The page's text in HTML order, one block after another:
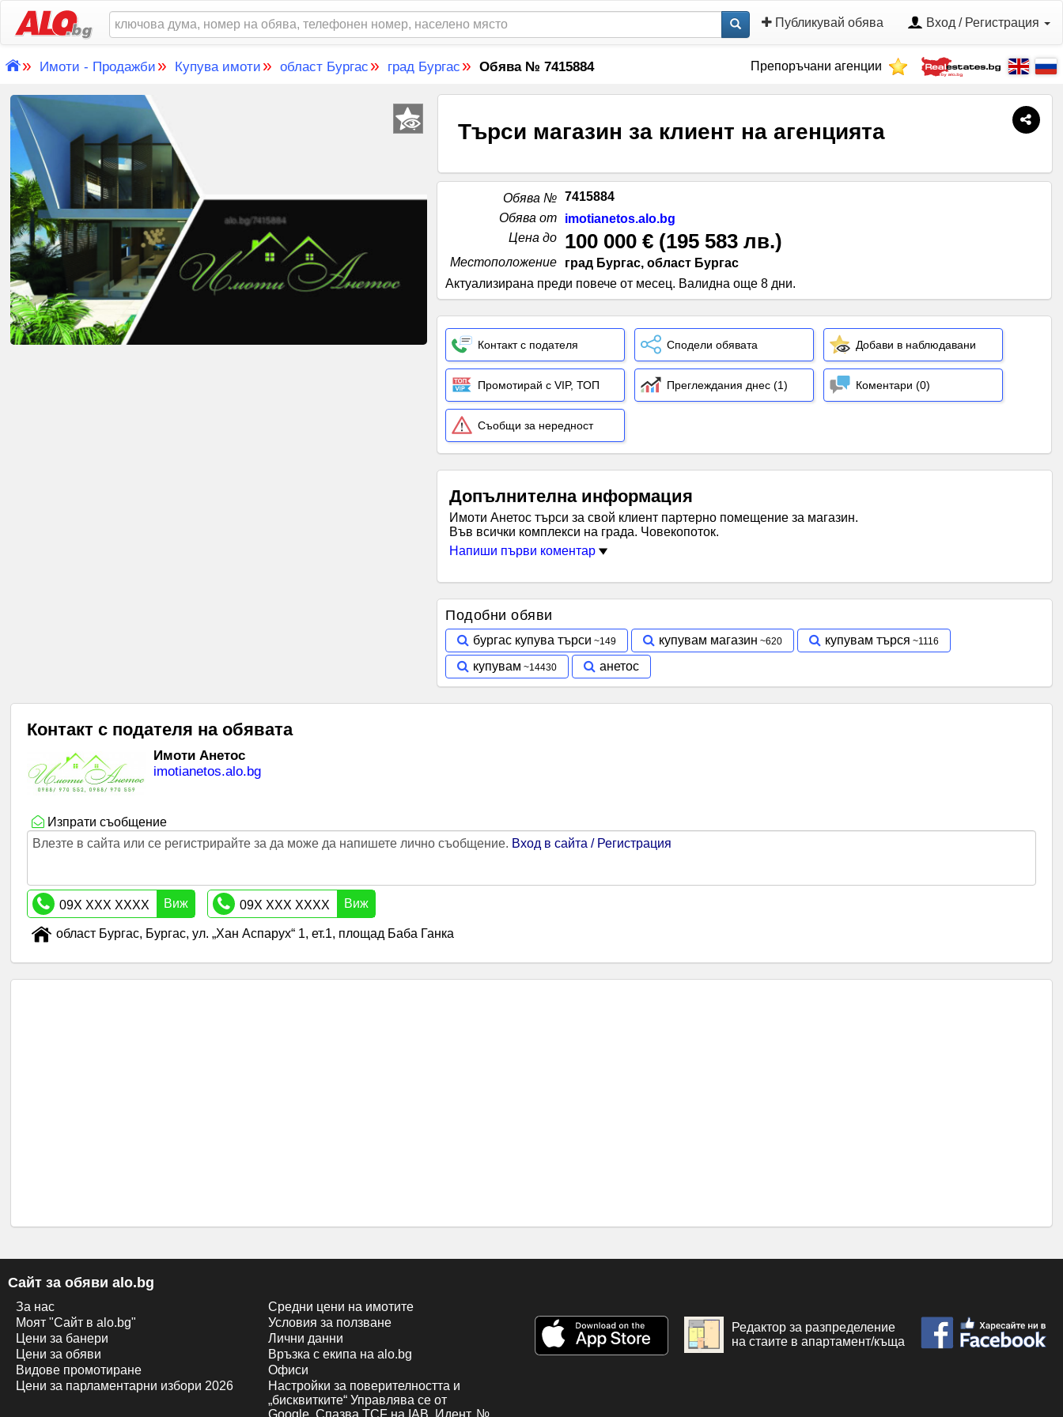
Публикувай обява Вход / Регистрация
Препоръчани агенции
» Имоти - Продажби » Купува имоти » област Бургас » град Бургас » Обява № 7415884
Търси магазин за клиент на агенцията
Обява № 7415884
Обява от
imotianetos.alo.bg
Цена до
100 000 € (195 583 лв.)
Местоположение
град Бургас, област Бургас
Актуализирана преди повече от месец. Валидна още 8 дни.
Контакт с подателя Сподели обявата Добави в наблюдавани
Промотирай с VIP, ТОП Преглеждания днес (1) Коментари (0)
Съобщи за нередност
Допълнителна информация
Имоти Анетос търси за свой клиент партерно помещение за магазин.
Във всички комплекси на града. Човекопоток.
Напиши първи коментар
Подобни обяви
бургас купува търси купувам магазин
купувам търся
купувам
анетос
Контакт с подателя на обявата
Имоти Анетос
imotianetos.alo.bg
Изпрати съобщение
Влезте в сайта или се регистрирайте за да може да напишете лично съобщение. Вход в сайта / Регистрация
09X XXX XXXX Виж 09X XXX XXXX Виж
област Бургас, Бургас, ул. „Хан Аспарух“ 1, ет.1, площад Баба Ганка
Сайт за обяви alo.bg
За нас
Моят "Сайт в alo.bg"
Цени за банери
Цени за обяви
Видове промотиране
Цени за парламентарни избори 2026
Средни цени на имотите
Условия за ползване
Лични данни
Връзка с екипa на alo.bg
Офиси
Настройки за поверителността и
„бисквитките“ Управлява се от
Google. Спазва TCF на IAB. Идент. №
Редактор за разпределение
на стаите в апартамент/къща